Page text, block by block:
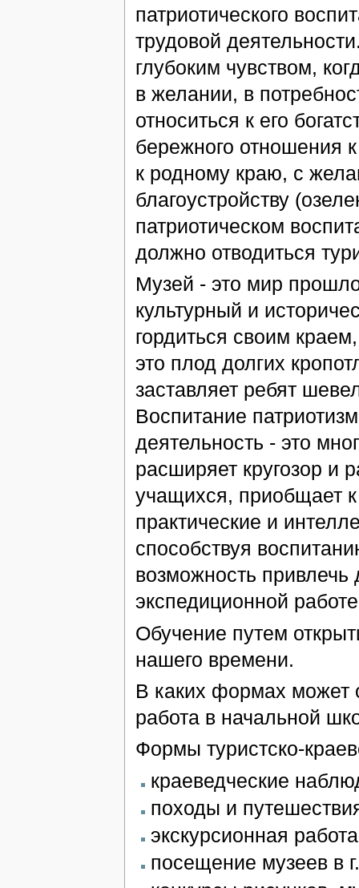
патриотического
трудовой
глубоким чувством,
в желании, в
относиться к его
бережного отношения
к родному краю, с
благоустройству
патриотическом
должно отводиться
Музей - это мир
культурный и
гордиться своим
это плод долгих
заставляет ребят
Воспитание
деятельность - это
расширяет кругозор и
учащихся, приобщает
практические и
способствуя
возможность привлечь
экспедиционной
Обучение путем
нашего времени.
В каких формах может
работа в начальной
Формы туристско-
краеведческие
походы и
экскурсионная
посещение музеев в